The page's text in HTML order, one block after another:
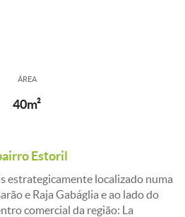
ÁREA
40m²
Estoril
estrategicamente localizado numa
e Raja Gabáglia e ao lado do
comercial da região: La